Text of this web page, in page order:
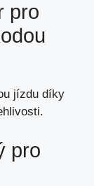
pro
jízdu díky
pro